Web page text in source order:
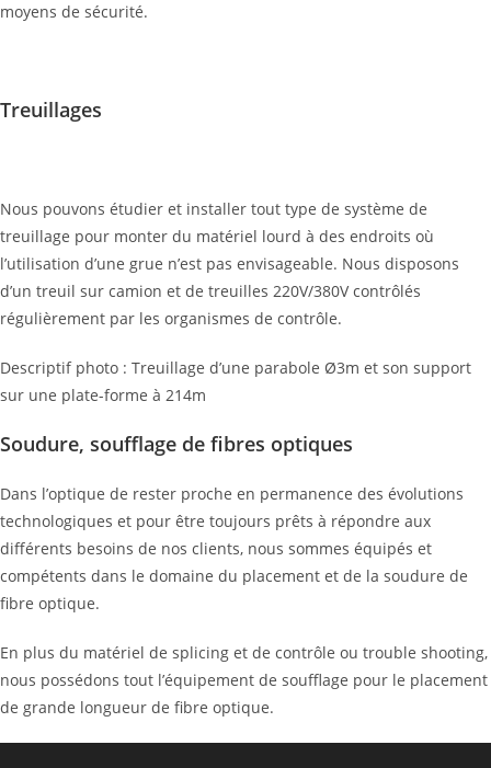
moyens de sécurité.
Treuillages
Nous pouvons étudier et installer tout type de système de
treuillage pour monter du matériel lourd à des endroits où
l’utilisation d’une grue n’est pas envisageable. Nous disposons
d’un treuil sur camion et de treuilles 220V/380V contrôlés
régulièrement par les organismes de contrôle.
Descriptif photo : Treuillage d’une parabole Ø3m et son support
sur une plate-forme à 214m
Soudure, soufflage de fibres optiques
Dans l’optique de rester proche en permanence des évolutions
technologiques et pour être toujours prêts à répondre aux
différents besoins de nos clients, nous sommes équipés et
compétents dans le domaine du placement et de la soudure de
fibre optique.
En plus du matériel de splicing et de contrôle ou trouble shooting,
nous possédons tout l’équipement de soufflage pour le placement
de grande longueur de fibre optique.